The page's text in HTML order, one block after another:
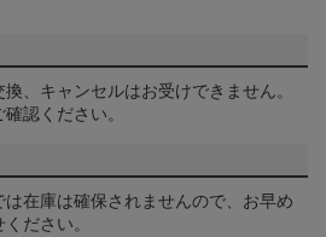
、キャンセルはお受けできません。
確認ください。
在庫は確保されませんので、お早め
ださい。